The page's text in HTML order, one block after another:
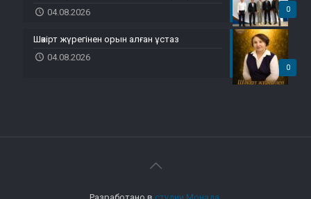
0
04.08.2026
0
Шәкірт жүрегінен орын алған ұстаз
04.08.2026
Разработано в студии Монада